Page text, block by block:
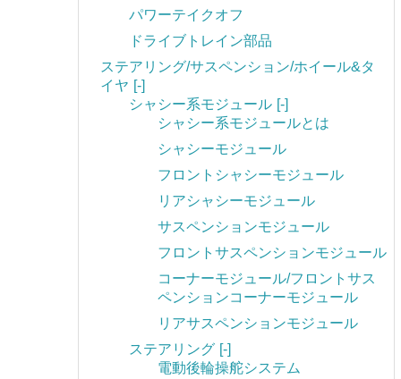
パワーテイクオフ
ドライブトレイン部品
ステアリング/サスペンション/ホイール&タ
イヤ [-]
シャシー系モジュール [-]
シャシー系モジュールとは
シャシーモジュール
フロントシャシーモジュール
リアシャシーモジュール
サスペンションモジュール
フロントサスペンションモジュール
コーナーモジュール/フロントサス
ペンションコーナーモジュール
リアサスペンションモジュール
ステアリング [-]
電動後輪操舵システム